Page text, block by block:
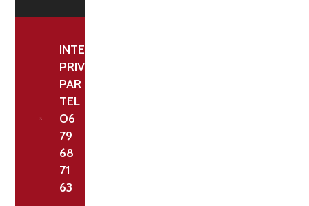
INTERLOCUTEUR
PRIVILÉGIÉ
PAR
TEL
06
79
68
71
63